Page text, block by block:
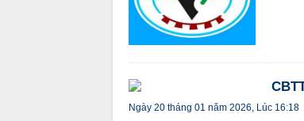
Ngày 20 tháng 01 năm 2026, Lúc 16:18